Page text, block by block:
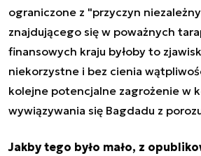
ograniczone z "przyczyn
znajdującego się w poważnych
finansowych kraju byłoby to
niekorzystne i bez cienia
kolejne potencjalne zagrożenie w
wywiązywania się Bagdadu z
Jakby tego było mało, z